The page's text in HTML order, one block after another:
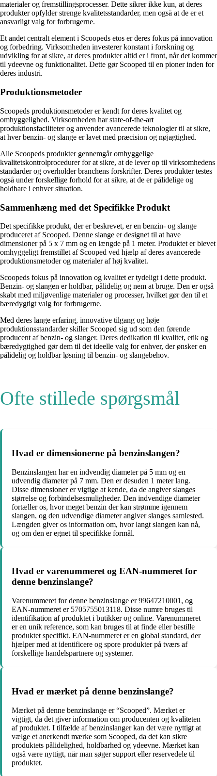
materialer og fremstillingsprocesser. Dette sikrer ikke kun, at deres
produkter opfylder strenge kvalitetsstandarder, men også at de er et
ansvarligt valg for forbrugerne.
Et andet centralt element i Scoopeds etos er deres fokus på innovation
og forbedring. Virksomheden investerer konstant i forskning og
udvikling for at sikre, at deres produkter altid er i front, når det kommer
til ydeevne og funktionalitet. Dette gør Scooped til en pioner inden for
deres industri.
Produktionsmetoder
Scoopeds produktionsmetoder er kendt for deres kvalitet og
omhyggelighed. Virksomheden har state-of-the-art
produktionsfaciliteter og anvender avancerede teknologier til at sikre,
at hver benzin- og slange er lavet med præcision og nøjagtighed.
Alle Scoopeds produkter gennemgår omhyggelige
kvalitetskontrolprocedurer for at sikre, at de lever op til virksomhedens
standarder og overholder branchens forskrifter. Deres produkter testes
også under forskellige forhold for at sikre, at de er pålidelige og
holdbare i enhver situation.
Sammenhæng med det Specifikke Produkt
Det specifikke produkt, der er beskrevet, er en benzin- og slange
produceret af Scooped. Denne slange er designet til at have
dimensioner på 5 x 7 mm og en længde på 1 meter. Produktet er blevet
omhyggeligt fremstillet af Scooped ved hjælp af deres avancerede
produktionsmetoder og materialer af høj kvalitet.
Scoopeds fokus på innovation og kvalitet er tydeligt i dette produkt.
Benzin- og slangen er holdbar, pålidelig og nem at bruge. Den er også
skabt med miljøvenlige materialer og processer, hvilket gør den til et
bæredygtigt valg for forbrugerne.
Med deres lange erfaring, innovative tilgang og høje
produktionsstandarder skiller Scooped sig ud som den førende
producent af benzin- og slanger. Deres dedikation til kvalitet, etik og
bæredygtighed gør dem til det ideelle valg for enhver, der ønsker en
pålidelig og holdbar løsning til benzin- og slangebehov.
Ofte stillede spørgsmål
Hvad er dimensionerne på benzinslangen?
Benzinslangen har en indvendig diameter på 5 mm og en
udvendig diameter på 7 mm. Den er desuden 1 meter lang.
Disse dimensioner er vigtige at kende, da de angiver slanges
størrelse og forbindelsesmuligheder. Den indvendige diameter
fortæller os, hvor meget benzin der kan strømme igennem
slangen, og den udvendige diameter angiver slanges samlested.
Længden giver os information om, hvor langt slangen kan nå,
og om den er egnet til specifikke formål.
Hvad er varenummeret og EAN-nummeret for
denne benzinslange?
Varenummeret for denne benzinslange er 99647210001, og
EAN-nummeret er 5705755013118. Disse numre bruges til
identifikation af produktet i butikker og online. Varenummeret
er en unik reference, som kan bruges til at finde eller bestille
produktet specifikt. EAN-nummeret er en global standard, der
hjælper med at identificere og spore produkter på tværs af
forskellige handelspartnere og systemer.
Hvad er mærket på denne benzinslange?
Mærket på denne benzinslange er “Scooped”. Mærket er
vigtigt, da det giver information om producenten og kvaliteten
af produktet. I tilfælde af benzinslanger kan det være nyttigt at
vælge et anerkendt mærke som Scooped, da det kan sikre
produktets pålidelighed, holdbarhed og ydeevne. Mærket kan
også være nyttigt, når man søger support eller reservedele til
produktet.